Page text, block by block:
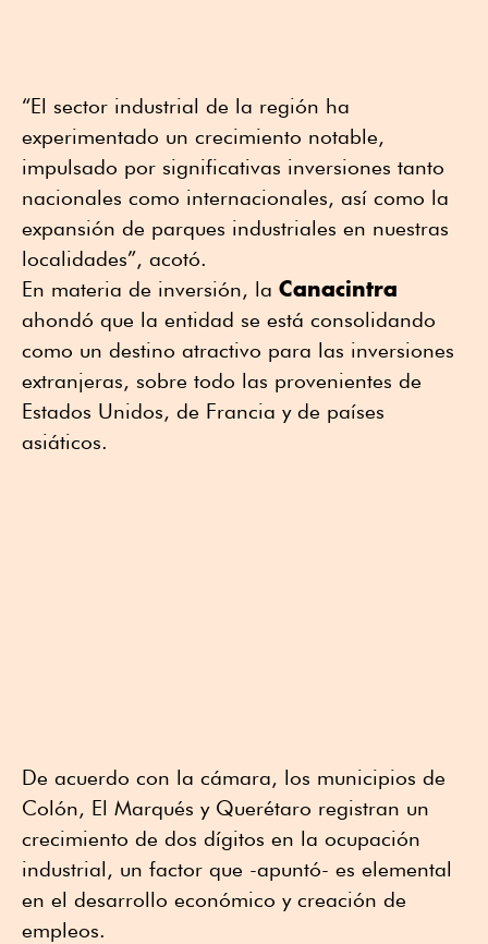
“El sector industrial de la región ha
experimentado un crecimiento notable,
impulsado por significativas inversiones tanto
nacionales como internacionales, así como la
expansión de parques industriales en nuestras
localidades”, acotó.
En materia de inversión, la Canacintra
ahondó que la entidad se está consolidando
como un destino atractivo para las inversiones
extranjeras, sobre todo las provenientes de
Estados Unidos, de Francia y de países
asiáticos.
De acuerdo con la cámara, los municipios de
Colón, El Marqués y Querétaro registran un
crecimiento de dos dígitos en la ocupación
industrial, un factor que -apuntó- es elemental
en el desarrollo económico y creación de
empleos.